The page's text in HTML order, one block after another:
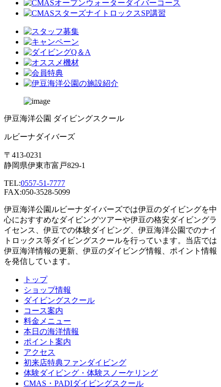
伊豆海洋公園 ダイビングスクール
ルビーナダイバーズ
〒413-0231
静岡県伊東市富戸829-1
TEL:0557-51-7777
FAX:050-3528-5099
伊豆海洋公園ルビーナダイバーズでは伊豆のダイビングを中
心におすすめなダイビングツアーや伊豆の格安ダイビングラ
イセンス、伊豆での体験ダイビング、伊豆海洋公園でのナイ
トロックス等ダイビングスクールを行っています。当店では
伊豆海洋情報の更新、伊豆のダイビング情報、ポイント情報
を発信しています。
トップ
ショップ情報
ダイビングスクール
コース案内
料金メニュー
本日の海洋情報
ポイント案内
アクセス
初来店特典ファンダイビング
体験ダイビング・体験スノーケリング
CMAS・PADIダイビングスクール